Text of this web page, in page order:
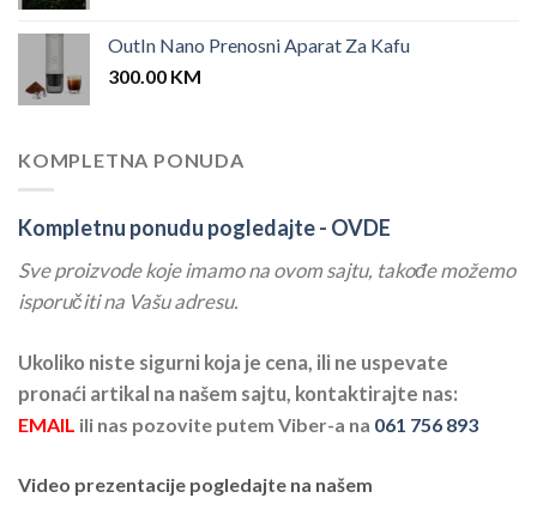
OutIn Nano Prenosni Aparat Za Kafu
300.00 KM
KOMPLETNA PONUDA
Kompletnu ponudu pogledajte - OVDE
Sve proizvode koje imamo na ovom sajtu, takođe možemo
isporučiti na Vašu adresu.
Ukoliko niste sigurni koja je cena, ili ne uspevate
pronaći artikal na našem sajtu, kontaktirajte nas:
EMAIL ili nas pozovite putem Viber-a na 061 756 893
Video prezentacije pogledajte na našem